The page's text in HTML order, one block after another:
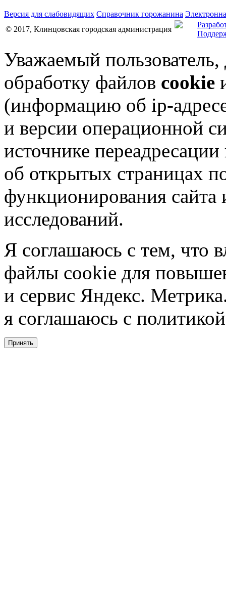
Версия для слабовидящих Справочник горожанина
© 2017, Клинцовская городская администрация
Уважаемый
обработку файлов cookie
(информацию об ip-
и версии операционной
источнике переадресации
об открытых страницах
функционирования сайта
исследований.
Я соглашаюсь с тем, что
файлы cookie для
и сервис Яндекс.
я соглашаюсь с
Принять